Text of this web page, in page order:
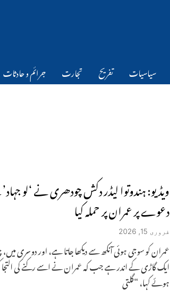
سیاسیات تفریح تجارت جرائم و حادثات
ویڈیو: ہندوتوا لیڈر دکش چودھری نے ‘لو
دعوے پر عمران پر حملہ کیا
فروری 15, 2026
عمران کو سوجی ہوئی آنکھ سے دیکھا جاتا ہے، اور دوسری
ایک گاڑی کے اندر ہے جب کہ عمران نے اسے رکنے کی
ہوئے کہا، “گلتی